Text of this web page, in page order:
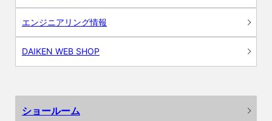
エンジニアリング情報
DAIKEN WEB SHOP
ショールーム